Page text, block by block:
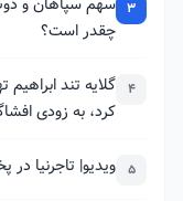
3
چقدر است؟
4 گلایه تند
کرد، به زودی
5 ویدیو| تاجرنیا در